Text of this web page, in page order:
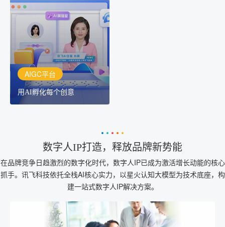
AIGC平台
用AI孵化每个创意
用AI孵化每个创意
讯飞AIGC平台：让每个创
作者都拥有自己的专注AI
创作助手
数字人IP打造，释放品牌新势能
在品牌竞争日趋激烈的数字化时代，数字人IP已成为激活增长动能的核心
抓手。讯飞科技依托全栈AI核心实力，以星火认知大模型为技术底座，构
建一站式数字人IP解决方案。